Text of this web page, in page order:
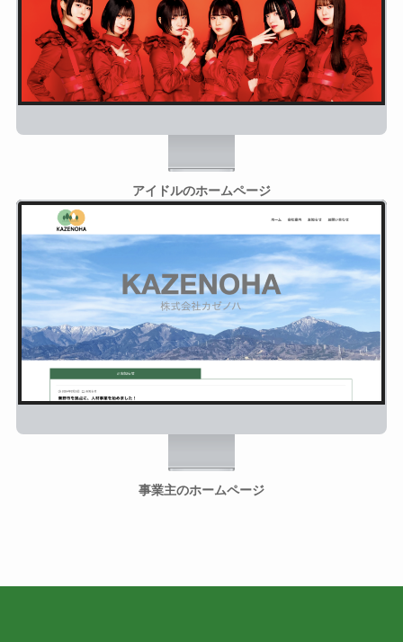
アイドルのホームページ
事業主のホームページ